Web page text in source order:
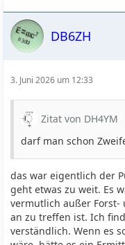
DB6ZH
3. Juni 2026 um 12:33
Zitat von DH4YM
darf man schon
das war eigentlich der
geht etwas zu weit. Es
vermutlich außer
an zu treffen ist. Ich
verständlich. Wenn es